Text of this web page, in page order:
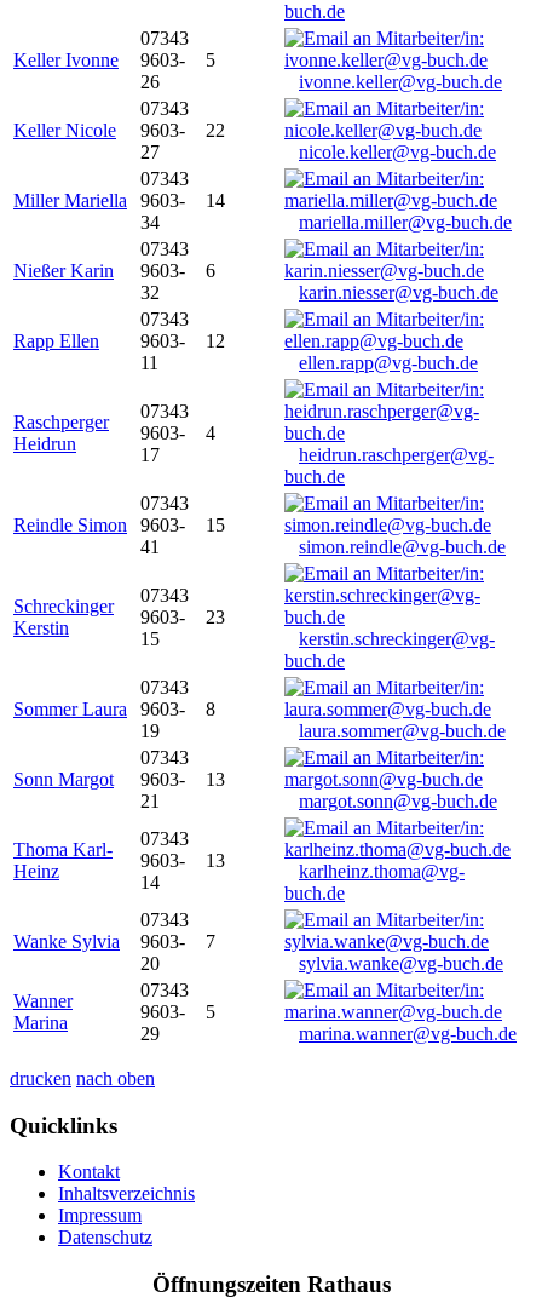
buch.de
Keller Ivonne
07343
9603-
26
5
ivonne.keller@vg-buch.de
Keller Nicole
07343
9603-
27
22
nicole.keller@vg-buch.de
Miller Mariella
07343
9603-
34
14
mariella.miller@vg-buch.de
Nießer Karin
07343
9603-
32
6
karin.niesser@vg-buch.de
Rapp Ellen
07343
9603-
11
12
ellen.rapp@vg-buch.de
Raschperger
Heidrun
07343
9603-
17
4
heidrun.raschperger@vg-
buch.de
Reindle Simon
07343
9603-
41
15
simon.reindle@vg-buch.de
Schreckinger
Kerstin
07343
9603-
15
23
kerstin.schreckinger@vg-
buch.de
Sommer Laura
07343
9603-
19
8
laura.sommer@vg-buch.de
Sonn Margot
07343
9603-
21
13
margot.sonn@vg-buch.de
Thoma Karl-
Heinz
07343
9603-
14
13
karlheinz.thoma@vg-
buch.de
Wanke Sylvia
07343
9603-
20
7
sylvia.wanke@vg-buch.de
Wanner
Marina
07343
9603-
29
5
marina.wanner@vg-buch.de
drucken nach oben
Quicklinks
Kontakt
Inhaltsverzeichnis
Impressum
Datenschutz
Öffnungszeiten Rathaus